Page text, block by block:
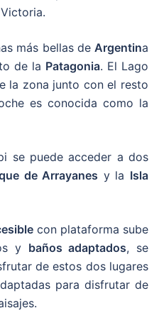
más bellas de Argentina
de la Patagonia. El Lago
la zona junto con el resto
es conocida como la
se puede acceder a dos
de Arrayanes y la Isla
con plataforma sube
y baños adaptados, se
de estos dos lugares
para disfrutar de